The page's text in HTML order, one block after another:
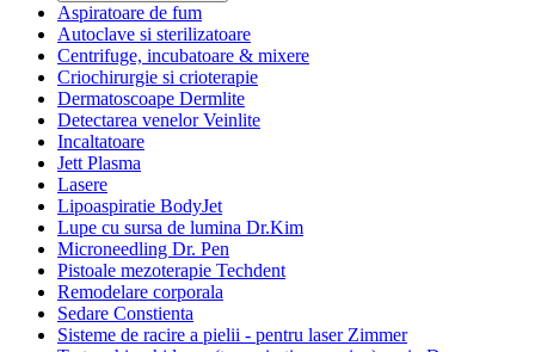
Aspiratoare de fum
Autoclave si sterilizatoare
Centrifuge, incubatoare & mixere
Criochirurgie si crioterapie
Dermatoscoape Dermlite
Detectarea venelor Veinlite
Incaltatoare
Jett Plasma
Lasere
Lipoaspiratie BodyJet
Lupe cu sursa de lumina Dr.Kim
Microneedling Dr. Pen
Pistoale mezoterapie Techdent
Remodelare corporala
Sedare Constienta
Sisteme de racire a pielii - pentru laser Zimmer